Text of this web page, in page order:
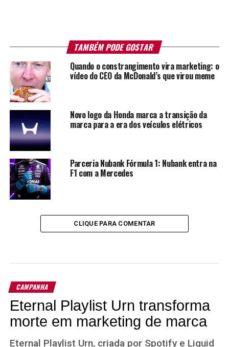
TAMBÉM PODE GOSTAR
Quando o constrangimento vira marketing: o
vídeo do CEO da McDonald’s que virou meme
Novo logo da Honda marca a transição da
marca para a era dos veículos elétricos
Parceria Nubank Fórmula 1: Nubank entra na
F1 com a Mercedes
CLIQUE PARA COMENTAR
CAMPANHA
Eternal Playlist Urn transforma
morte em marketing de marca
Eternal Playlist Urn, criada por Spotify e Liquid